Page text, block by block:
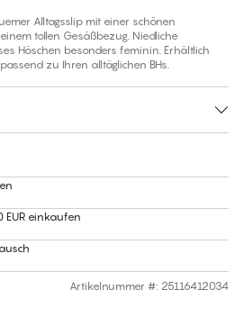
Alltagsslip mit einer schönen
tollen Gesäßbezug. Niedliche
Höschen besonders feminin. Erhältlich
zu Ihren alltäglichen BHs.
EUR einkaufen
Artikelnummer #: 25116412034